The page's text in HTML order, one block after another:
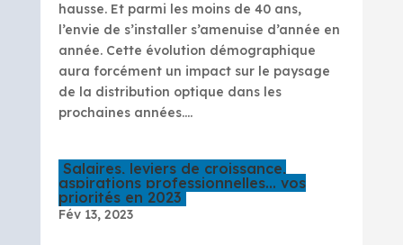
hausse. Et parmi les moins de 40 ans,
l’envie de s’installer s’amenuise d’année en
année. Cette évolution démographique
aura forcément un impact sur le paysage
de la distribution optique dans les
prochaines années....
Salaires, leviers de croissance,
aspirations professionnelles… vos
priorités en 2023
Fév 13, 2023